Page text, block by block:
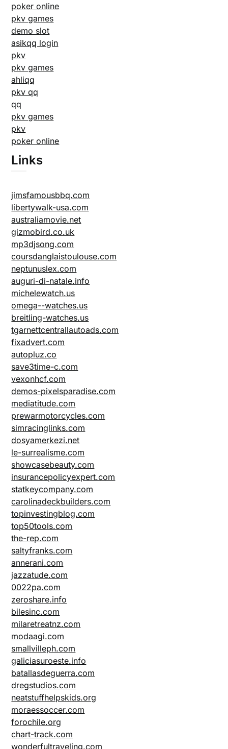
poker online
pkv games
demo slot
asikqq login
pkv
pkv games
ahliqq
pkv qq
qq
pkv games
pkv
poker online
Links
jimsfamousbbq.com
libertywalk-usa.com
australiamovie.net
gizmobird.co.uk
mp3djsong.com
coursdanglaistoulouse.com
neptunuslex.com
auguri-di-natale.info
michelewatch.us
omega--watches.us
breitling-watches.us
tgarnettcentrallautoads.com
fixadvert.com
autopluz.co
save3time-c.com
vexonhcf.com
demos-pixelsparadise.com
mediatitude.com
prewarmotorcycles.com
simracinglinks.com
dosyamerkezi.net
le-surrealisme.com
showcasebeauty.com
insurancepolicyexpert.com
statkeycompany.com
carolinadeckbuilders.com
topinvestingblog.com
top50tools.com
the-rep.com
saltyfranks.com
annerani.com
jazzatude.com
0022pa.com
zeroshare.info
bilesinc.com
milaretreatnz.com
modaagi.com
smallvilleph.com
galiciasuroeste.info
batallasdeguerra.com
dregstudios.com
neatstuffhelpskids.org
moraessoccer.com
forochile.org
chart-track.com
wonderfultraveling.com